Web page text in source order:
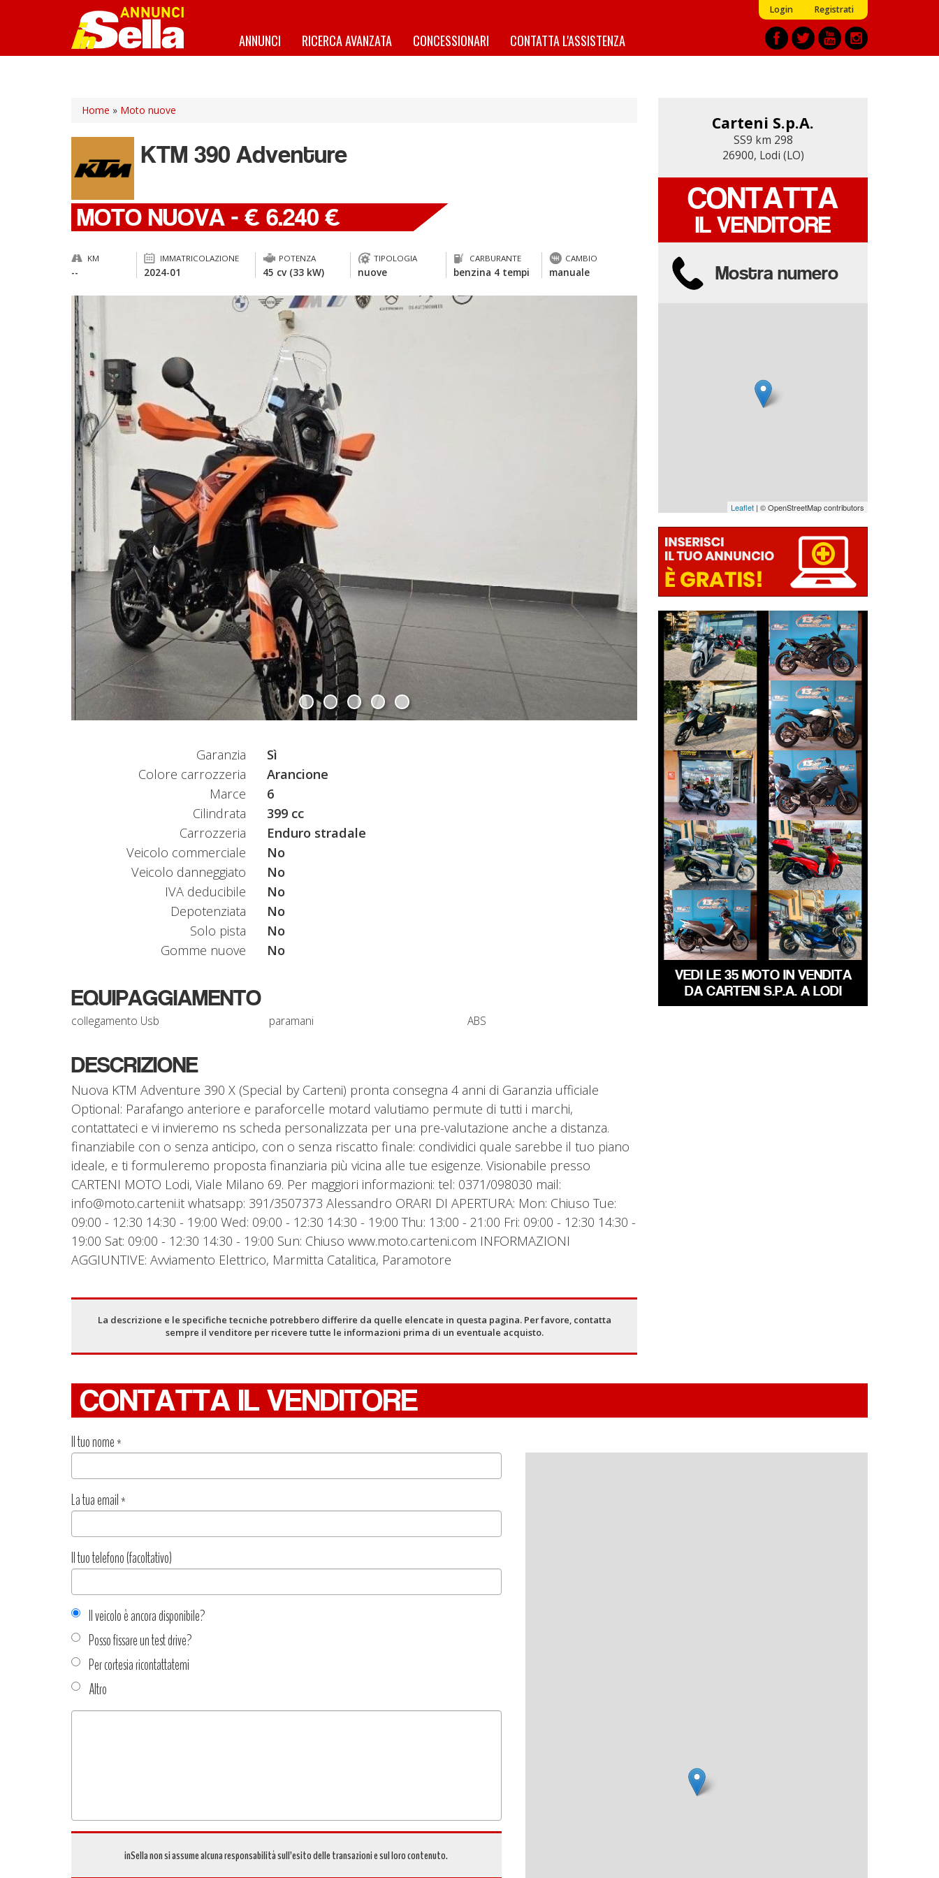
Login Registrati
ANNUNCI RICERCA AVANZATA CONCESSIONARI CONTATTA L'ASSISTENZA
Home » Moto nuove
KTM 390 Adventure
MOTO NUOVA - € 6.240 €
KM
--
IMMATRICOLAZIONE
2024-01
POTENZA
45 cv (33 kW)
TIPOLOGIA
nuove
CARBURANTE
benzina 4 tempi
CAMBIO
manuale
Garanzia
Sì
Colore carrozzeria
Arancione
Marce
6
Cilindrata
399 cc
Carrozzeria
Enduro stradale
Veicolo commerciale
No
Veicolo danneggiato
No
IVA deducibile
No
Depotenziata
No
Solo pista
No
Gomme nuove
No
EQUIPAGGIAMENTO
collegamento Usb paramani ABS
DESCRIZIONE
Nuova KTM Adventure 390 X (Special by Carteni) pronta consegna 4 anni di Garanzia ufficiale
Optional: Parafango anteriore e paraforcelle motard valutiamo permute di tutti i marchi,
contattateci e vi invieremo ns scheda personalizzata per una pre-valutazione anche a distanza.
finanziabile con o senza anticipo, con o senza riscatto finale: condividici quale sarebbe il tuo piano
ideale, e ti formuleremo proposta finanziaria più vicina alle tue esigenze. Visionabile presso
CARTENI MOTO Lodi, Viale Milano 69. Per maggiori informazioni: tel: 0371/098030 mail:
info@moto.carteni.it whatsapp: 391/3507373 Alessandro ORARI DI APERTURA: Mon: Chiuso Tue:
09:00 - 12:30 14:30 - 19:00 Wed: 09:00 - 12:30 14:30 - 19:00 Thu: 13:00 - 21:00 Fri: 09:00 - 12:30 14:30 -
19:00 Sat: 09:00 - 12:30 14:30 - 19:00 Sun: Chiuso www.moto.carteni.com INFORMAZIONI
AGGIUNTIVE: Avviamento Elettrico, Marmitta Catalitica, Paramotore
La descrizione e le specifiche tecniche potrebbero differire da quelle elencate in questa pagina. Per favore, contatta
sempre il venditore per ricevere tutte le informazioni prima di un eventuale acquisto.
Carteni S.p.A.
SS9 km 298
26900, Lodi (LO)
CONTATTA
IL VENDITORE
Mostra numero
Leaflet | © OpenStreetMap contributors
Carteni S.p.A.
SS9 km 298
26900, Lodi (LO)
CONTATTA
IL VENDITORE
Mostra numero
HONDA SH
€ 2.490 €
KAWASAKI
NINJA-650
€ 5.790 €
PIAGGIO MEDLEY
€ 2.990 €
HONDA HORNET
€ 3.490 €
SYM JOYRIDE
€ 4.190 €
DUCATI
MULTISTRADA
€ 11.690 €
HONDA SH
€ 3.150 €
HONDA SH
€ 3.490 €
PIAGGIO
BEVERLY
€ 3.590 €
HONDA X-ADV
€ 4.990 €
VEDI LE 35 MOTO IN VENDITA
DA CARTENI S.P.A. A LODI
CONTATTA IL VENDITORE
Il tuo nome*
La tua email*
Il tuo telefono (facoltativo)
Il veicolo è ancora disponibile?
Posso fissare un test drive?
Per cortesia ricontattatemi
Altro
Tipo
inSella non si assume alcuna responsabilità sull’esito delle transazioni e sul loro contenuto.